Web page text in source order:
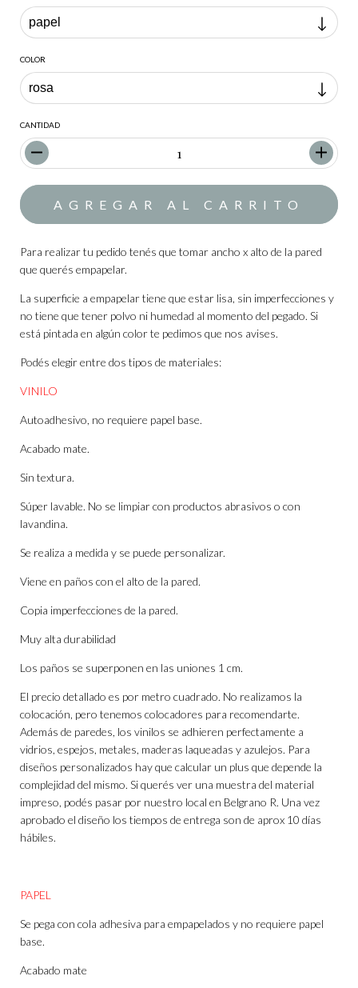
COLOR
CANTIDAD
Para realizar tu pedido tenés que tomar ancho x alto de la pared
que querés empapelar.
La superficie a empapelar tiene que estar lisa, sin imperfecciones y
no tiene que tener polvo ni humedad al momento del pegado. Si
está pintada en algún color te pedimos que nos avises.
Podés elegir entre dos tipos de materiales:
VINILO
Autoadhesivo, no requiere papel base.
Acabado mate.
Sin textura.
Súper lavable. No se limpiar con productos abrasivos o con
lavandina.
Se realiza a medida y se puede personalizar.
Viene en paños con el alto de la pared.
Copia imperfecciones de la pared.
Muy alta durabilidad
Los paños se superponen en las uniones 1 cm.
El precio detallado es por metro cuadrado. No realizamos la
colocación, pero tenemos colocadores para recomendarte.
Además de paredes, los vinilos se adhieren perfectamente a
vidrios, espejos, metales, maderas laqueadas y azulejos. Para
diseños personalizados hay que calcular un plus que depende la
complejidad del mismo. Si querés ver una muestra del material
impreso, podés pasar por nuestro local en Belgrano R. Una vez
aprobado el diseño los tiempos de entrega son de aprox 10 días
hábiles.
PAPEL
Se pega con cola adhesiva para empapelados y no requiere papel
base.
Acabado mate